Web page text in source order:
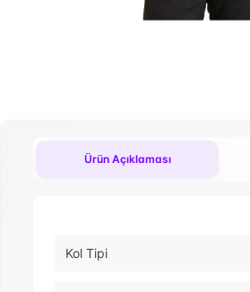
Ürün Açıklaması
Kol Tipi